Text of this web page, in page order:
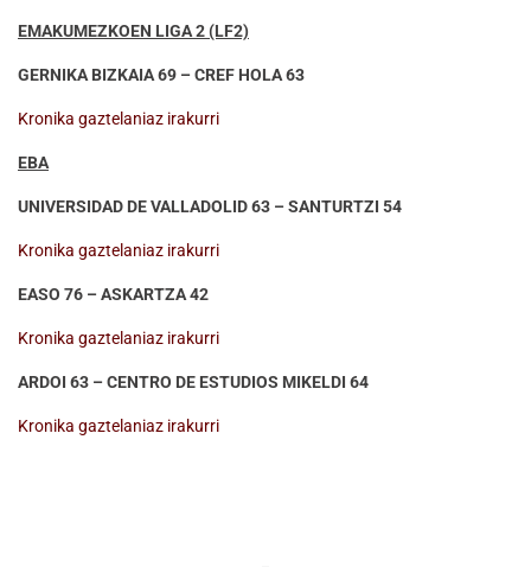
EMAKUMEZKOEN LIGA 2 (LF2)
GERNIKA BIZKAIA 69 – CREF HOLA 63
Kronika gaztelaniaz irakurri
EBA
UNIVERSIDAD DE VALLADOLID 63 – SANTURTZI 54
Kronika gaztelaniaz irakurri
EASO 76 – ASKARTZA 42
Kronika gaztelaniaz irakurri
ARDOI 63 – CENTRO DE ESTUDIOS MIKELDI 64
Kronika gaztelaniaz irakurri